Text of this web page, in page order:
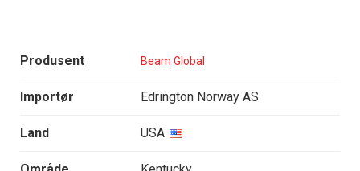
Produsent Beam Global
Importør Edrington Norway AS
Land USA